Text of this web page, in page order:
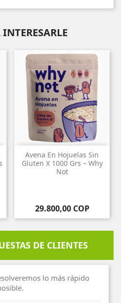
Avena En Hojuelas Sin
Gluten X 1000 Grs – Why
Not
Precio
29.800,00 COP
DE CLIENTES
lo más rápido